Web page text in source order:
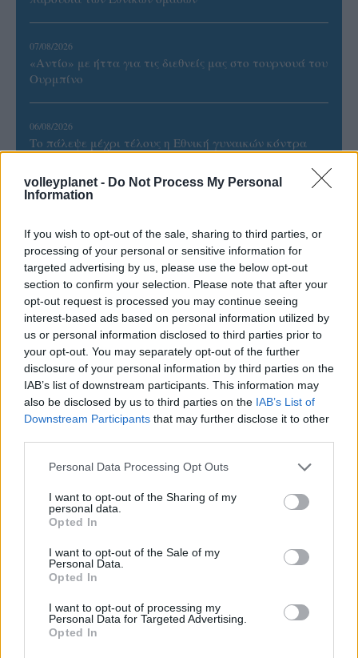
volleyplanet - Do Not Process My Personal
Information
If you wish to opt-out of the sale, sharing to third parties, or
processing of your personal or sensitive information for
targeted advertising by us, please use the below opt-out
section to confirm your selection. Please note that after your
opt-out request is processed you may continue seeing
interest-based ads based on personal information utilized by
us or personal information disclosed to third parties prior to
your opt-out. You may separately opt-out of the further
disclosure of your personal information by third parties on the
IAB’s list of downstream participants. This information may
also be disclosed by us to third parties on the IAB’s List of
Downstream Participants that may further disclose it to other
Please note that this website/app uses one or more Google
not limited to your visit or usage behaviour. You may click to
grant or deny consent to Google and its third-party tags to
use your data for below specified purposes in below Google
consent section.
Personal Data Processing Opt Outs
I want to opt-out of the Sharing of my
personal data.
Opted In
I want to opt-out of the Sale of my
Personal Data.
Opted In
I want to opt-out of processing my
Personal Data for Targeted Advertising.
Opted In
07/08/2026
«Αντίο» με ήττα για τις διεθνείς μας στο τουρνουά του
Ουρμπίνο
06/08/2026
Το πάλεψε μέχρι τέλους η Εθνική γυναικών κόντρα
στην Ιταλία Β’
Πρωτάθλημα τον Δεκέμβριο – Αντιδρούν οι σύλλογοι
06/08/2026
Έτοιμη για… υψηλές πτήσεις η Μπενφίκα του Ψάρρα
με τον «Ιπτάμενο Ολλανδό» Βίλτενμπουργκ
05/08/2026
Ισόπαλο το πρωτο φιλικό τεστ της Εθνικής στο
Ουρμπίνο
ΓΝΩΜΕΣ
ΠΕΝΥ ΡΟΝΤΟΓΙΑΝΝΗ
στο σήμερα: Tο τρίτο
ευρωπαϊκό ραντεβού του